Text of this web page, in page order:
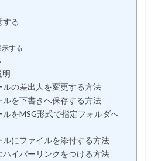
する
示する
明
ルの差出人を変更する方法
ルを下書きへ保存する方法
ルをMSG形式で指定フォルダへ
ルにファイルを添付する方法
ハイパーリンクをつける方法